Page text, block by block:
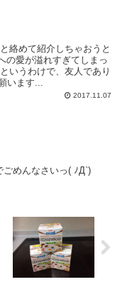
絡めて紹介しちゃおうと
の愛が溢れすぎてしまっ
いうわけで、友人であり
います...
2017.11.07
ごめんなさいっ( ﾉД`)